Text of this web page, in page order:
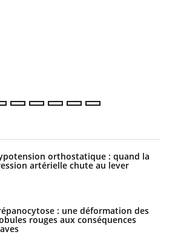
orthostatique : quand la
artérielle chute au lever
: une déformation des
rouges aux conséquences